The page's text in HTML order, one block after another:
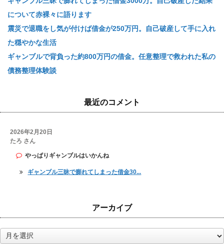
について赤裸々に語ります
震災で退職をし気が付けば借金が250万円。自己破産して手に入れ
た穏やかな生活
ギャンブルで背負った約800万円の借金。任意整理で救われた私の
債務整理体験談
最近のコメント
2026年2月20日
たろ さん
やっぱりギャンブルはいかんね
ギャンブル三昧で膨れてしまった借金30...
アーカイブ
ー